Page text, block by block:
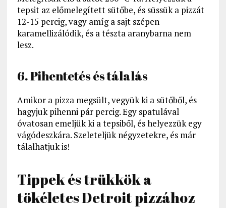
tepsit az előmelegített sütőbe, és süssük a pizzát
12-15 percig, vagy amíg a sajt szépen
karamellizálódik, és a tészta aranybarna nem
lesz.
6. Pihentetés és tálalás
Amikor a pizza megsült, vegyük ki a sütőből, és
hagyjuk pihenni pár percig. Egy spatulával
óvatosan emeljük ki a tepsiből, és helyezzük egy
vágódeszkára. Szeleteljük négyzetekre, és már
tálalhatjuk is!
Tippek és trükkök a
tökéletes Detroit pizzához